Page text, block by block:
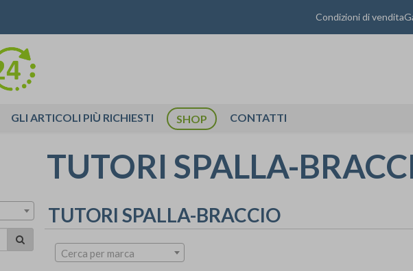
Condizioni di vendita
GLI ARTICOLI PIÙ RICHIESTI SHOP CONTATTI
TUTORI SPALLA-
TUTORI SPALLA-BRACCIO
Cerca per marca